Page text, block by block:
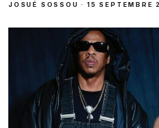
JOSUÉ SOSSOU ·15 SEPTEMBRE